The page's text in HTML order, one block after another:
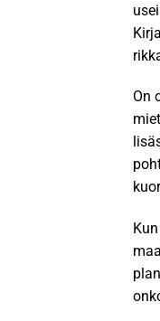
On